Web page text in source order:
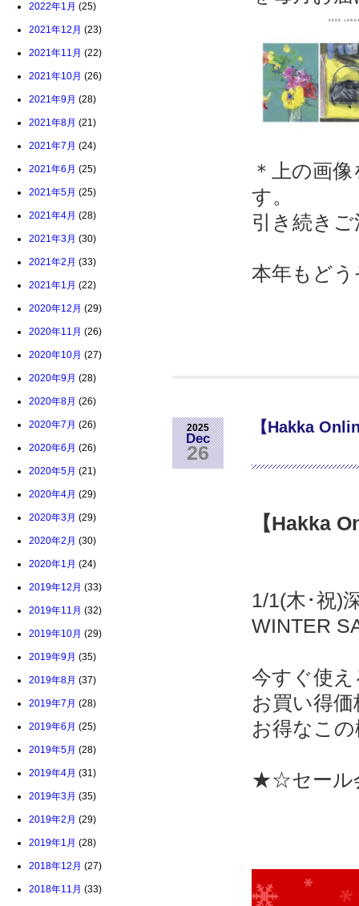
2022年1月 (25)
2021年12月 (23)
2021年11月 (22)
2021年10月 (26)
2021年9月 (28)
2021年8月 (21)
2021年7月 (24)
2021年6月 (25)
2021年5月 (25)
2021年4月 (28)
2021年3月 (30)
2021年2月 (33)
2021年1月 (22)
2020年12月 (29)
2020年11月 (26)
2020年10月 (27)
2020年9月 (28)
2020年8月 (26)
2020年7月 (26)
2020年6月 (26)
2020年5月 (21)
2020年4月 (29)
2020年3月 (29)
2020年2月 (30)
2020年1月 (24)
2019年12月 (33)
2019年11月 (32)
2019年10月 (29)
2019年9月 (35)
2019年8月 (37)
2019年7月 (28)
2019年6月 (25)
2019年5月 (28)
2019年4月 (31)
2019年3月 (35)
2019年2月 (29)
2019年1月 (28)
2018年12月 (27)
2018年11月 (33)
＊上の画
す。
引き続き
本年もど
2025
Dec
26
【Hakka
【Hakka
1/1(木･祝)
WINTER
今すぐ使
お買い得
お得なこ
★☆セール